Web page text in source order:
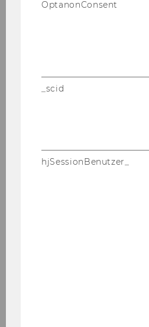
Maximilian
Zivil- und
Ana Garcia
OptanonConsent
_scid
hjSessionBenutzer_